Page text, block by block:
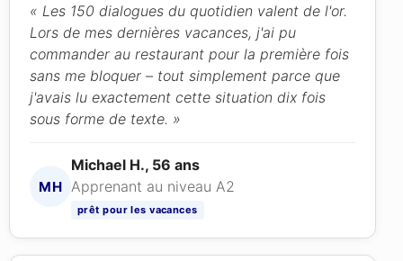
« Les 150 dialogues du quotidien valent de l'or.
Lors de mes dernières vacances, j'ai pu
commander au restaurant pour la première fois
sans me bloquer – tout simplement parce que
j'avais lu exactement cette situation dix fois
sous forme de texte. »
MH
Michael H., 56 ans
Apprenant au niveau A2
prêt pour les vacances